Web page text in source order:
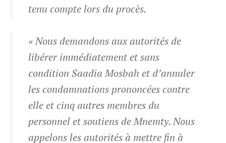
tenu compte lors du procès.
« Nous demandons aux autorités de
libérer immédiatement et sans
condition Saadia Mosbah et d’annuler
les condamnations prononcées contre
elle et cinq autres membres du
personnel et soutiens de Mnemty. Nous
appelons les autorités à mettre fin à